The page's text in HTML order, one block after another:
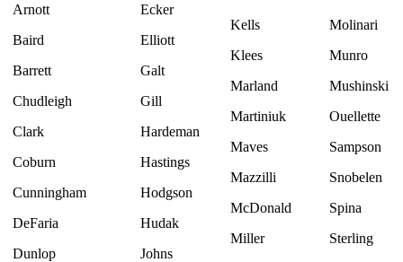
Arnott
Baird
Barrett
Chudleigh
Clark
Coburn
Cunningham
DeFaria
Dunlop
Ecker
Elliott
Galt
Gill
Hardeman
Hastings
Hodgson
Hudak
Johns
Kells
Klees
Marland
Martiniuk
Maves
Mazzilli
McDonald
Miller
Molinari
Munro
Mushinski
Ouellette
Sampson
Snobelen
Spina
Sterling